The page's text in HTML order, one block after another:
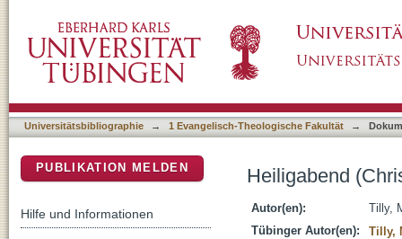
Universitätsbibliographie → 1 Evangelisch-Theologische Fakultät →
Heiligabend
Autor(en):
Tilly,
Tübinger Autor(en):
Tilly,
PUBLIKATION MELDEN
Hilfe und Informationen